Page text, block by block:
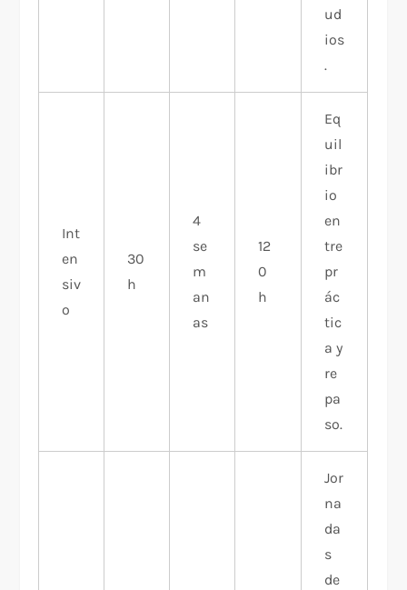
ud
ios
.
Int
en
siv
o
30
h
4
se
m
an
as
12
0
h
Eq
uil
ibr
io
en
tre
pr
ác
tic
a y
re
pa
so.
Jor
na
da
s
de